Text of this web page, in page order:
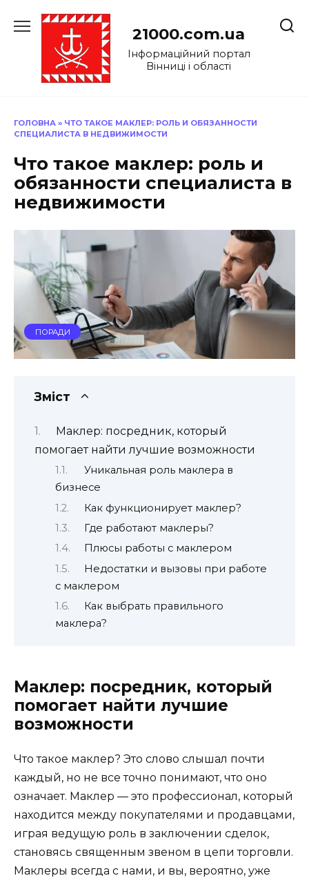
до
21000.com.ua
Інформаційний портал
Вінниці і області
ГОЛОВНА » ЧТО ТАКОЕ МАКЛЕР: РОЛЬ И ОБЯЗАННОСТИ
СПЕЦИАЛИСТА В НЕДВИЖИМОСТИ
Что такое маклер: роль и
обязанности специалиста в
недвижимости
ПОРАДИ
Зміст
Маклер: посредник, который
помогает найти лучшие возможности
Уникальная роль маклера в
бизнесе
Как функционирует маклер?
Где работают маклеры?
Плюсы работы с маклером
Недостатки и вызовы при работе
с маклером
Как выбрать правильного
маклера?
Маклер: посредник, который
помогает найти лучшие
возможности
Что такое маклер? Это слово слышал почти
каждый, но не все точно понимают, что оно
означает. Маклер — это профессионал, который
находится между покупателями и продавцами,
играя ведущую роль в заключении сделок,
становясь священным звеном в цепи торговли.
Маклеры всегда с нами, и вы, вероятно, уже